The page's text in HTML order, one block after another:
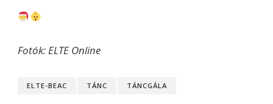
Fotók: ELTE Online
ELTE-BEAC TÁNC TÁNCGÁLA